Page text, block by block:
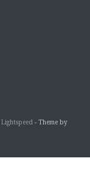
Lightspeed- Theme by